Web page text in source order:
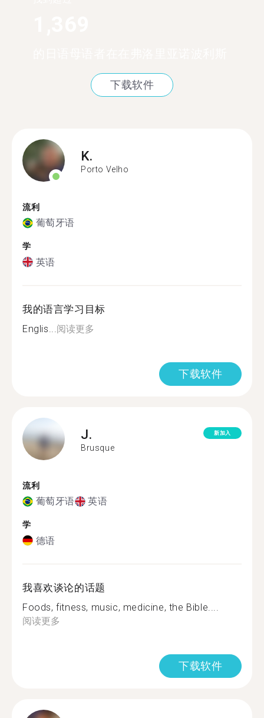
下载软件
K.
Porto Velho
流利
葡萄牙语
学
英语
我的语言学习目标
Englis... 阅读更多
下载软件
J.
Brusque
新加入
流利
葡萄牙语 英语
学
德语
我喜欢谈论的话题
Foods, fitness, music, medicine, the Bible....
阅读更多
下载软件